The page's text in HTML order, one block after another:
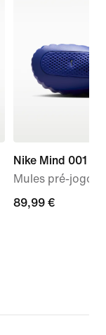
Nike Mind 001
Mules pré-jogo
89,99
89,99 €